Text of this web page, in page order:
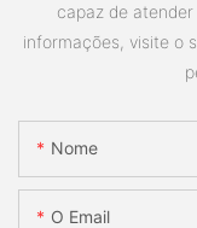
capaz de
informações, visite o
Nome
O Email